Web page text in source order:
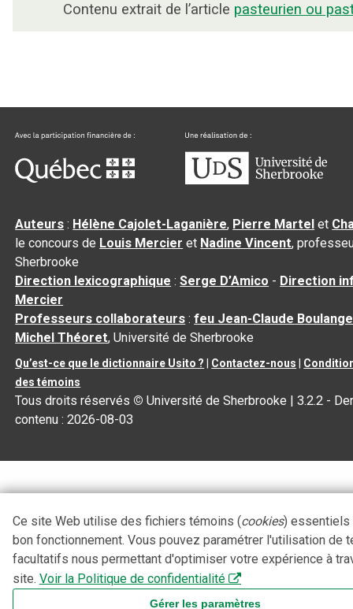
Contenu extrait de l’article pasteurien ou
Auteurs : Hélène Cajolet-Laganière, Pierre Martel et
le concours de Louis Mercier et Nadine Vincent,
Sherbrooke
Direction lexicographique :Serge D’Amico - Direction
Mercier
Professeurs collaborateurs :feu Jean-Claude
Michel Théoret, Université de Sherbrooke
Qu’est-ce que le dictionnaire Usito ? Contactez-nous
des témoins
Tous droits réservés © Université de Sherbrooke |3.2.2 -
contenu :2026-08-03
Ce site Web utilise des fichiers témoins (cookies) essentiels
bon fonctionnement. Vous pouvez paramétrer l'utilisation de
facultatifs nous permettant d'optimiser votre expérience à
site. Voir la Politique de confidentialité
Gérer les paramètres